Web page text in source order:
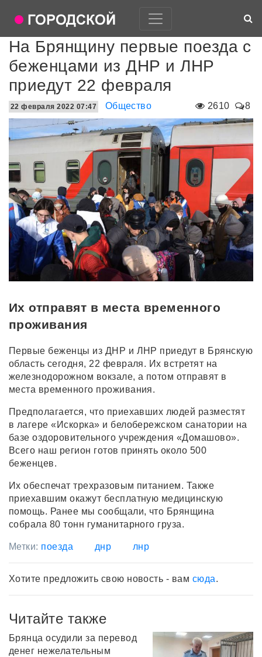
На Брянщину первые поезда с
беженцами из ДНР и ЛНР
приедут 22 февраля
2610 8
22 февраля 2022 07:47 Общество
Их отправят в места временного
проживания
Первые беженцы из ДНР и ЛНР приедут в Брянскую
область сегодня, 22 февраля. Их встретят на
железнодорожном вокзале, а потом отправят в
места временного проживания.
Предполагается, что приехавших людей разместят
в лагере «Искорка» и белобережском санатории на
базе оздоровительного учреждения «Домашово».
Всего наш регион готов принять около 500
беженцев.
Их обеспечат трехразовым питанием. Также
приехавшим окажут бесплатную медицинскую
помощь. Ранее мы сообщали, что Брянщина
собрала 80 тонн гуманитарного груза.
Метки: поезда днр лнр
Хотите предложить свою новость - вам сюда.
Читайте также
Брянца осудили за перевод
денег нежелательным